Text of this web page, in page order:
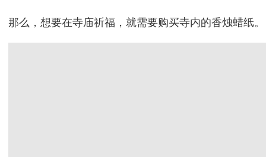
那么，想要在寺庙祈福，就需要购买寺内的香烛蜡纸。